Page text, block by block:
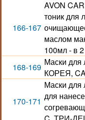
166-167
AVON
тоник для
маслом
100мл - в
168-169 Маски для
КОРЕЯ,
170-171
Маски для
для